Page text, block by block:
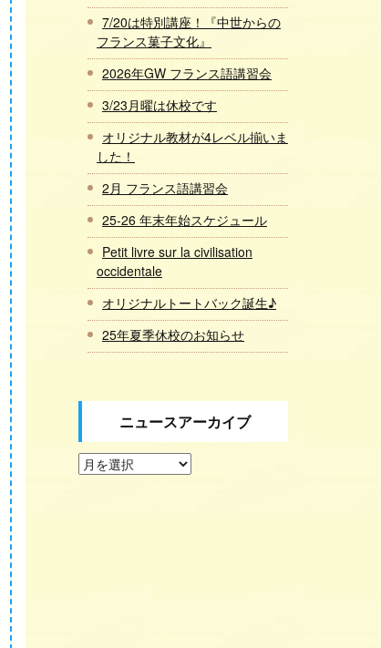
7/20は特別講座！『中世からの
フランス菓子文化』
2026年GW フランス語講習会
3/23月曜は休校です
オリジナル教材が4レベル揃いま
した！
2月 フランス語講習会
25-26 年末年始スケジュール
Petit livre sur la civilisation
occidentale
オリジナルトートバック誕生♪
25年夏季休校のお知らせ
ニュースアーカイブ